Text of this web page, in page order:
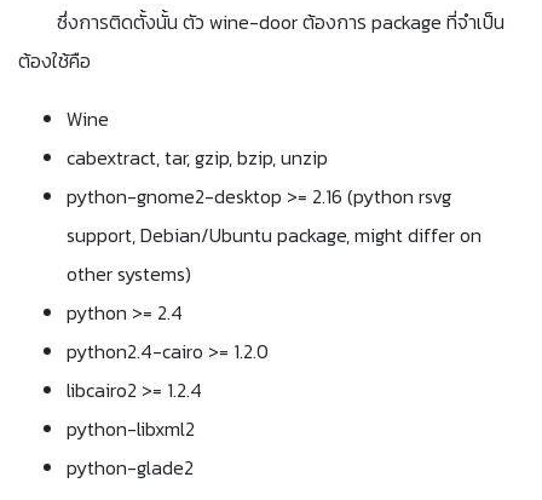
ซึ่งการติดตั้งนั้น ตัว wine-door ต้องการ package ที่จำเป็น
ต้องใช้คือ
Wine
cabextract, tar, gzip, bzip, unzip
python-gnome2-desktop >= 2.16 (python rsvg
support, Debian/Ubuntu package, might differ on
other systems)
python >= 2.4
python2.4-cairo >= 1.2.0
libcairo2 >= 1.2.4
python-libxml2
python-glade2